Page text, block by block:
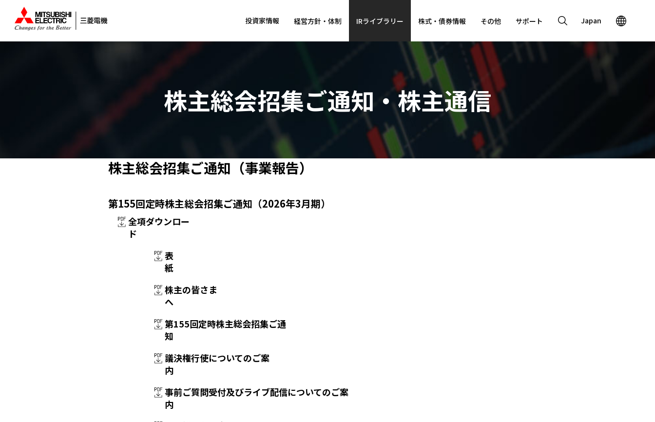
投資家情報 経営方針・体制 IRライブラリー 株式・債券情報 その他 サポート Japan
株主総会招集ご通知・株主通信
株主総会招集ご通知（事業報告）
第155回定時株主総会招集ご通知（2026年3月期）
全項ダウンロー
ド
表
紙
株主の皆さま
へ
第155回定時株主総会招集ご通
知
議決権行使についてのご案
内
事前ご質問受付及びライブ配信についてのご案
内